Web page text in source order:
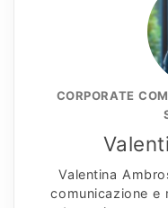
CORPORATE
Valentina
comunicazione e